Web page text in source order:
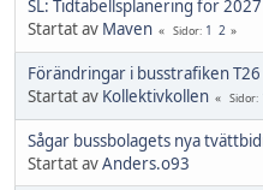
SL: Tidtabellsplanering för
Startat av Maven Sidor 1 2
Förändringar i busstrafiken
Startat av Kollektivkollen Sidor
Sågar bussbolagets nya
Startat avAnders.o93